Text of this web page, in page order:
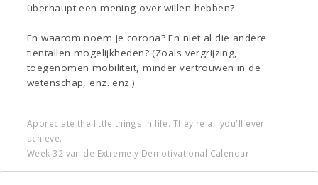
überhaupt een mening over willen hebben?
En waarom noem je corona? En niet al die andere
tientallen mogelijkheden? (Zoals vergrijzing,
toegenomen mobiliteit, minder vertrouwen in de
wetenschap, enz. enz.)
Appreciate the little things in life. They're all you'll ever
achieve.
Week 32 van de Extremely Demotivational Calendar